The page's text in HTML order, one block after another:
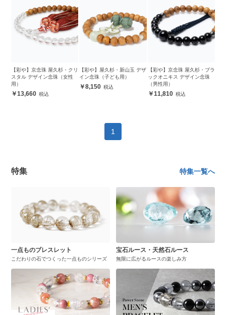
【彩や】京念珠 屋久杉・クリ
スタル デザイン念珠（女性
用）
13,660
【彩や】屋久杉・新山玉 デザ
イン念珠（子ども用）
8,150
【彩や】京念珠 屋久杉・ブラ
ックオニキス デザイン念珠
（男性用）
11,810
1
特集 特集一覧へ
一点ものブレスレット
こだわりの石でつくった一点ものシリーズ
宝石ルース・天然石ルース
無限に広がるルースの楽しみ方